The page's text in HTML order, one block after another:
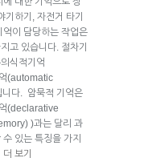
하기, 자전거 타기
이 담당하는 작업은
고 있습니다. 절차기
식적기억
(automatic
다. 암묵적 기억은
(declarative
)과는 달리 과
있는 특징을 가지
더 보기